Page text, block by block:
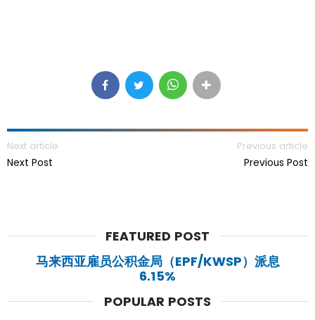
Next article
Next Post
Previous article
Previous Post
FEATURED POST
马来西亚雇员公积金局（EPF/KWSP）派息
6.15%
POPULAR POSTS